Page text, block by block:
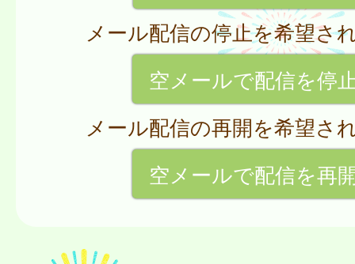
メール配信の停止を希望さ
空メールで配信を停
メール配信の再開を希望さ
空メールで配信を再